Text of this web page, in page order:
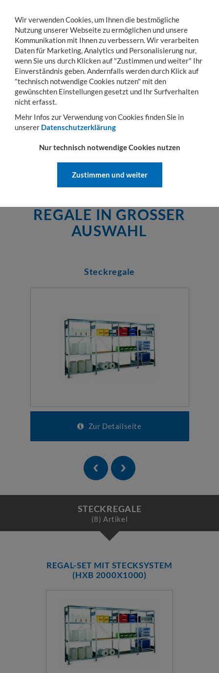
Toggle
navigation
MENÜ KONTO WARENKORB
Sie sind hier: Betriebseinrichtung Regale
REGALE
Profitieren Sie von unserem umfangreichen Regal-Programm und
zwischen Steck- und Schraubsystemen, nutzen Sie die
unterschiedlichen Fachböden sowie ordnungschaffendes Zubehör
und schaffen Sie so raumsparende Aufbewahrungsmöglichkeiten!
REGALE IN GROSSER A
USWAHL
Steckregale
Zur Detailseite
STECKREGALE
(8) Artikel
REGAL-SET MIT STECKSYSTEM
(HXB 2000X1000)
Wir verwenden Cookies, um Ihnen die bestmögliche
Nutzung unserer Webseite zu ermöglichen und unsere
Kommunikation mit Ihnen zu verbessern. Wir verarbeiten
Daten für Marketing, Analytics und Personalisierung nur,
wenn Sie uns durch Klicken auf "Zustimmen und weiter" Ihr
Einverständnis geben. Andernfalls werden durch Klick auf
"technisch notwendige Cookies nutzen" mit den
gewünschten Einstellungen gesetzt und Ihr Surfverhalten
nicht erfasst.
Mehr Infos zur Verwendung von Cookies finden Sie in
unserer Datenschutzerklärung
Nur technisch notwendige Cookies nutzen
Zustimmen und weiter